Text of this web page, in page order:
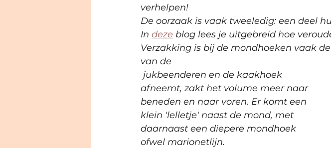
verhelpen!
De oorzaak is vaak tweeledig: een deel
In deze blog lees je uitgebreid hoe
Verzakking is bij de mondhoeken vaak
van de
afneemt, zakt het volume meer naar
beneden en naar voren. Er komt een
klein 'lelletje' naast de mond, met
daarnaast een diepere mondhoek
ofwel marionetlijn.